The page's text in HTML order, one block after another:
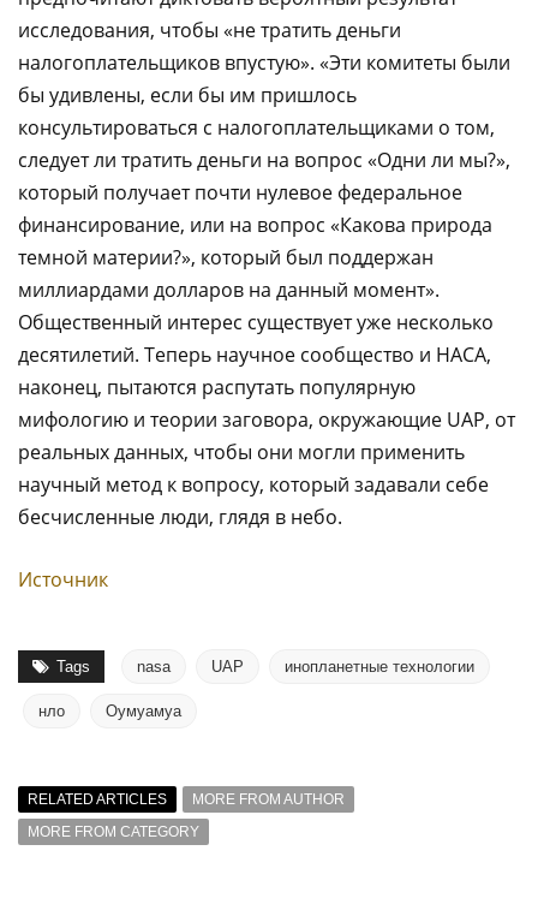
исследования, чтобы «не тратить деньги
налогоплательщиков впустую». «Эти комитеты были
бы удивлены, если бы им пришлось
консультироваться с налогоплательщиками о том,
следует ли тратить деньги на вопрос «Одни ли мы?»,
который получает почти нулевое федеральное
финансирование, или на вопрос «Какова природа
темной материи?», который был поддержан
миллиардами долларов на данный момент».
Общественный интерес существует уже несколько
десятилетий. Теперь научное сообщество и НАСА,
наконец, пытаются распутать популярную
мифологию и теории заговора, окружающие UAP, от
реальных данных, чтобы они могли применить
научный метод к вопросу, который задавали себе
бесчисленные люди, глядя в небо.
Источник
Tags nasa UAP инопланетные технологии
нло Оумуамуа
RELATED ARTICLES
MORE FROM AUTHOR
MORE FROM CATEGORY